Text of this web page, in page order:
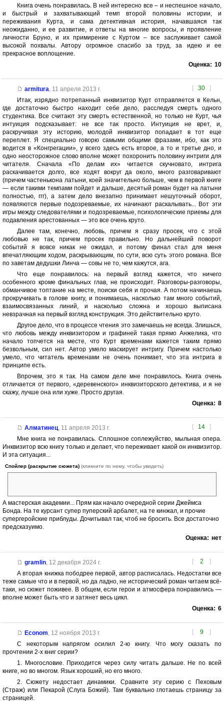
Книга очень понравилась. В ней интересно все – и неспешное начало,
и быстрый и захватывающий темп второй половины истории, и
переживания Курта, и сама детективная история, начавшаяся так
неожиданно, и ее развитие, и ответы на многие вопросы, и проявление
личности Бруно, и их примирение с Куртом – все заслуживает самой
высокой похвалы. Автору огромное спасибо за труд, за идею и ее
прекрасное воплощение.
Оценка: 10
[ 30 ]
armitura, 11 апреля 2013 г.
Итак, изрядно потрепанный инквизитор Курт отправляется в Кельн,
где достаточно быстро находит себе дело, расследуя смерть одного
студентика. Все считают эту смерть естественной, но только не Курт, чья
интуиция подсказывает: не все так просто. Интуиция не врет, и,
раскручивая эту историю, молодой инквизитор попадает в тот еще
переплет. Я специально говорю самыми общими фразами, ибо, как это
водится в «Конгрегации», у всего здесь есть второе, а то и третье дно, и
одно неосторожное слово вполне может похоронить половину интриги для
читателя. Сначала «По делам их» читается скучновато, интрига
раскачивается долго, все ходят вокруг да около, много разговаривают
(причем частенькона латыни, коей значительно больше, чем в первой книге
— если такими темпами пойдет и дальше, десятый роман будет на латыни
полностью, ггг), а затем дело внезапно принимает нешуточный оборот,
появляются первые подозреваемые, их начинают раскалывать... Вот эти
игры между следователями и подозреваемые, психологические приемы для
подавления арестованных — это все очень круто.
Далее там, конечно, любовь, причем я сразу просек, что с этой
любовью не так, причем просек правильно. Но дальнейший поворот
событий я вовсе никак не ожидал, и потому финал стал для меня
впечатляющим ходом, раскрывающим, по сути, всю суть этого романа. Все
по заветам дедушки Линча — совы не то, чем кажутся, ага.
Что еще понравилось: на первый взгляд кажется, что ничего
особенного кроме финальных глав, не происходит. Разговоры-разговоры,
обманчивое топтание на месте, поиски себя и прочая. А потом начинаешь
прокручивать в голове книгу, и понимаешь, насколько там много событий,
взаимосвязанных линий, и насколько сложна и хорошо выписана
невзрачная на первый взгляд конструкция. Это действительно круто.
Другое дело, что в процессе чтения это замечаешь не всегда. Злишься,
что любовь между инквизитором и графиней такая прямо Анжелика, что
начало топчется на месте, что Курт временами кажется таким прямо
безвольным, сил нет. Автор умело маскирует интригу. Причем настолько
умело, что читатель временами не очень понимает, что эта интрига в
принципе есть.
Впрочем, это я так. На самом деле мне понравилось. Книга очень
отличается от первого, «деревенского» инквизиторского детектива, и я не
скажу, лучше она или хуже. Просто другая.
Оценка: 8
[ 14 ]
Алматинец, 11 апреля 2013 г.
Мне книга не понравилась. Сплошное соплежуйство, мыльная опера.
Инквизитор всю книгу только и делает, что переживает какой он инквизитор.
И эта ситуация...
Спойлер (раскрытие сюжета) (кликните по нему, чтобы увидеть)
А мастерская академии... Прям как начало очередной серии Джеймса
Бонда. На те курсант супер пуперский арбалет, на те кинжал, и прочие
супергеройские приблуды. Дочитывал так, чтоб не бросить. Все достаточно
предсказуимо.
Оценка: нет
[ 2 ]
gramlin, 12 декабря 2024 г.
А вторая книжка пободрее первой, автор расписалась. Недостатки все
теже самые что и в первой, но да ладно, не исторический роман читаем всё-
таки, но сюжет поживее. В общем, если герои и атмосфера понравились —
вполне может быть что и затянет весь цикл.
Оценка: 6
[ 9 ]
Econom, 12 ноября 2013 г.
С некоторым напрягом осилил 2-ю книгу. Что могу сказать по
прочтении 2-х книг серии?
1. Многословие. Приходится через силу читать дальше. Не по всей
книге, но во многом. Язык хороший, но его много.
2. Сюжету недостает динамики. Сравните эту серию с Пеховым
(Страж) или Пекарой (Слуга Божий). Там буквально глотаешь страницу за
страницей.